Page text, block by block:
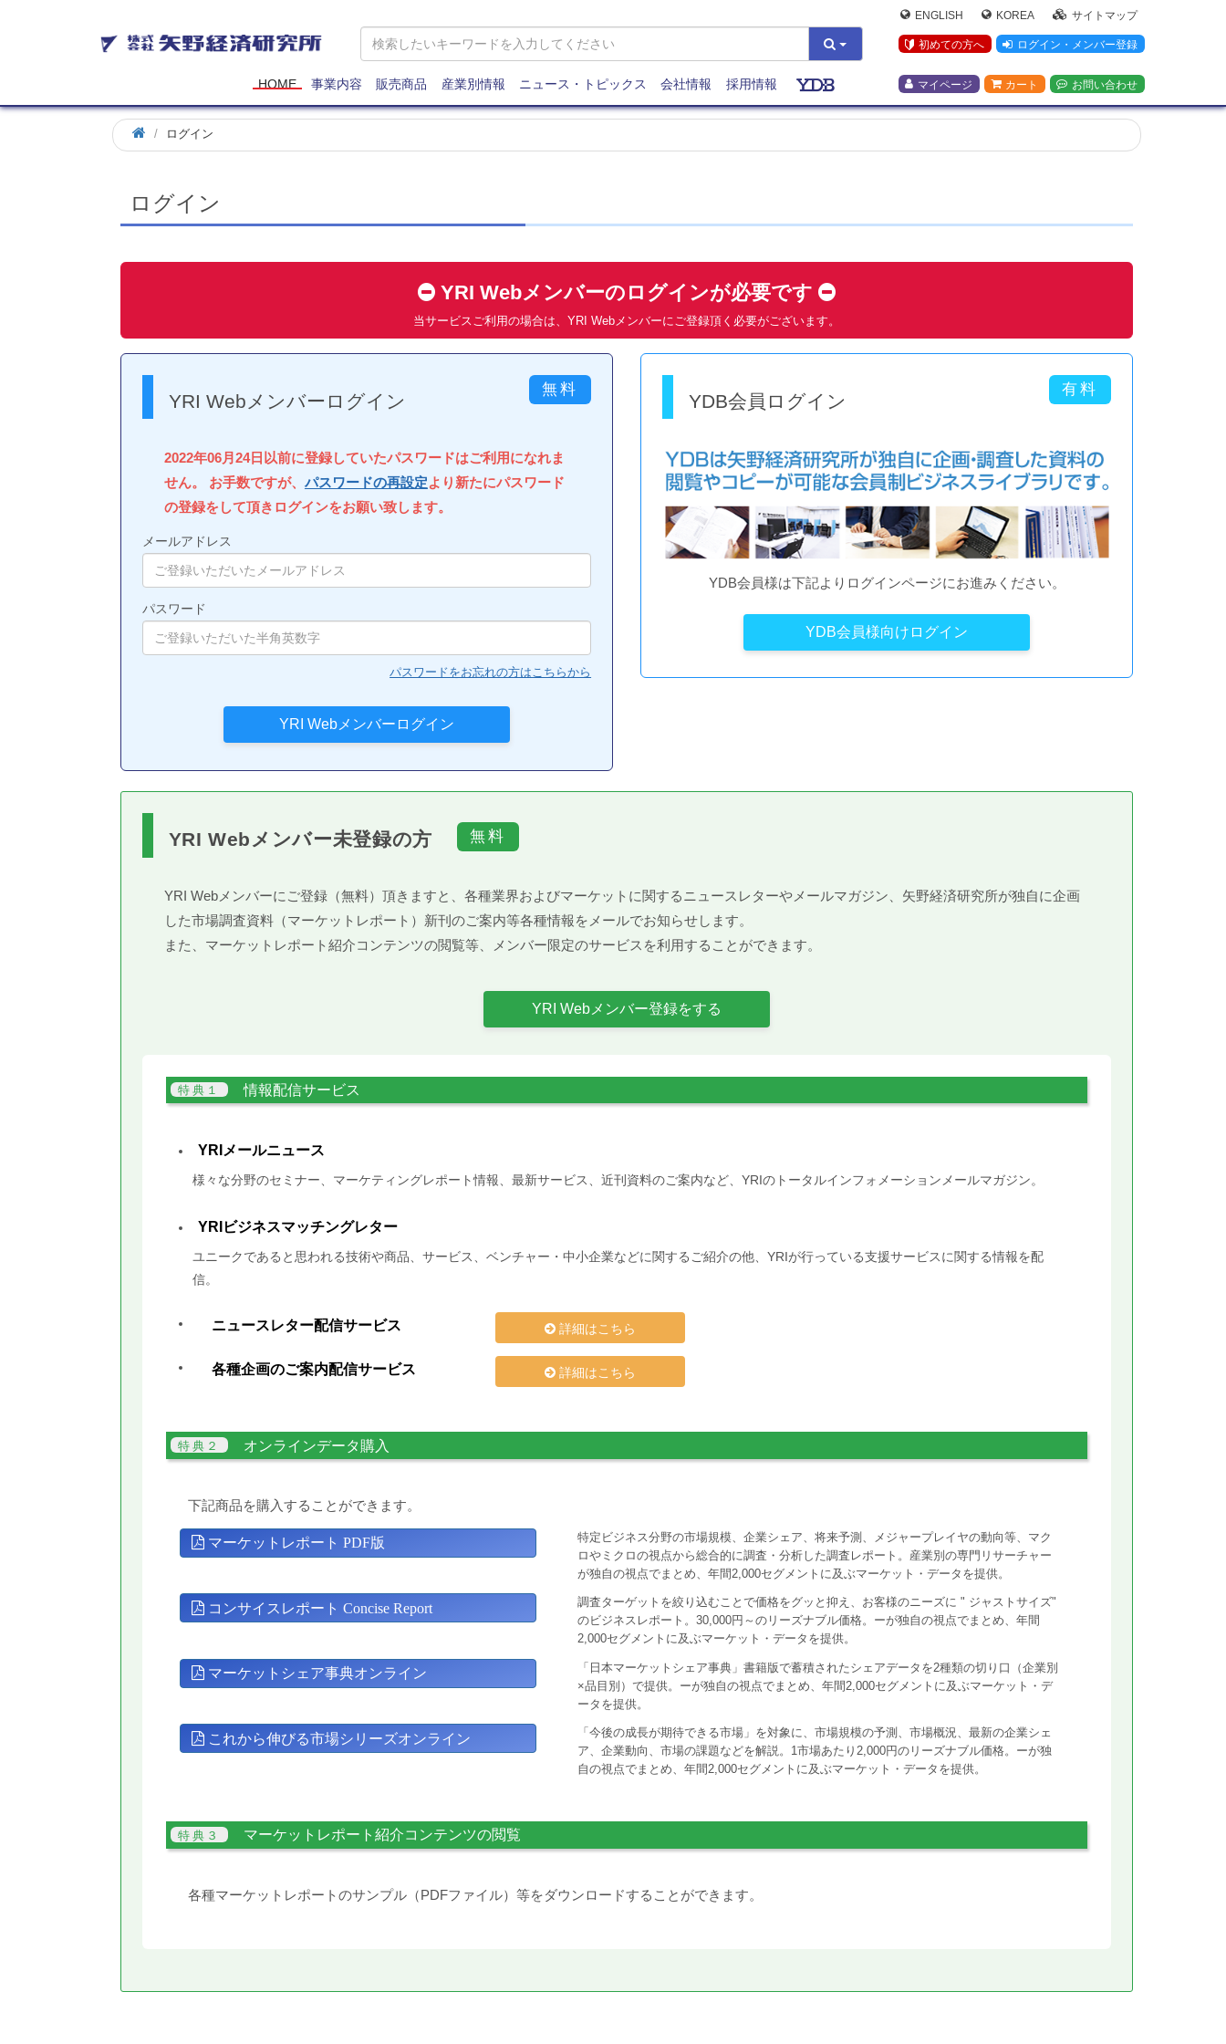
矢
野
研
究
所
ENGLISH KOREA サイトマップ
初めての方へ ログイン・メンバー登録
マイページ カート お問い合わせ
HOME 事業内容 販売商品 産業別情報 ニュース・トピックス 会社情報 採用情報
ログイン
ログイン
YRI Webメンバーのログインが必要です
当サービスご利用の場合は、YRI Webメンバーにご登録頂く必要がございます。
YRI Webメンバーログイン
2022年06月24日以前に登録していたパスワードはご利用になれま
せん。 お手数ですが、 パスワードの再設定より新たにパスワード
の登録をして頂きログインをお願い致します。
メールアドレス
パスワード
パスワードをお忘れの方はこちらから
YDB会員ログイン
YDB会員様は下記よりログインページにお進みください。
YDB会員様向けログイン
YRI Webメンバー未登録の方
YRI Webメンバーにご登録（無料）頂きますと、各種業界およびマーケットに関するニュースレターやメールマガジン、矢野経済研究所が独自に企画
した市場調査資料（マーケットレポート）新刊のご案内等各種情報をメールでお知らせします。
また、マーケットレポート紹介コンテンツの閲覧等、メンバー限定のサービスを利用することができます。
YRI Webメンバー登録をする
情報配信サービス
YRIメールニュース
様々な分野のセミナー、マーケティングレポート情報、最新サービス、近刊資料のご案内など、YRIのトータルインフォメーションメールマガジン。
YRIビジネスマッチングレター
ユニークであると思われる技術や商品、サービス、ベンチャー・中小企業などに関するご紹介の他、YRIが行っている支援サービスに関する情報を配
信。
ニュースレター配信サービス 詳細はこちら
各種企画のご案内配信サービス 詳細はこちら
オンラインデータ購入
下記商品を購入することができます。
マーケットレポート PDF版
特定ビジネス分野の市場規模、企業シェア、将来予測、メジャープレイヤの動向等、マク
ロやミクロの視点から総合的に調査・分析した調査レポート。産業別の専門リサーチャー
が独自の視点でまとめ、年間2,000セグメントに及ぶマーケット・データを提供。
コンサイスレポート Concise Report
調査ターゲットを絞り込むことで価格をグッと抑え、お客様のニーズに " ジャストサイズ"
のビジネスレポート。30,000円～のリーズナブル価格。ーが独自の視点でまとめ、年間
2,000セグメントに及ぶマーケット・データを提供。
マーケットシェア事典オンライン
「日本マーケットシェア事典」書籍版で蓄積されたシェアデータを2種類の切り口（企業別
×品目別）で提供。ーが独自の視点でまとめ、年間2,000セグメントに及ぶマーケット・デ
ータを提供。
これから伸びる市場シリーズオンライン
「今後の成長が期待できる市場」を対象に、市場規模の予測、市場概況、最新の企業シェ
ア、企業動向、市場の課題などを解説。1市場あたり2,000円のリーズナブル価格。ーが独
自の視点でまとめ、年間2,000セグメントに及ぶマーケット・データを提供。
マーケットレポート紹介コンテンツの閲覧
各種マーケットレポートのサンプル（PDFファイル）等をダウンロードすることができます。